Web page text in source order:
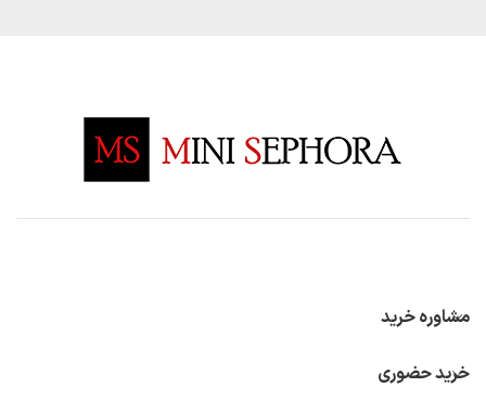
مشاوره خرید
خرید حضوری